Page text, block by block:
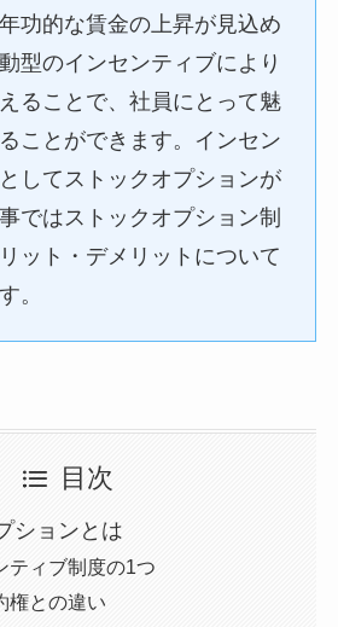
功的な賃金の上昇が見込め
型のインセンティブにより
ることで、社員にとって魅
ことができます。インセン
してストックオプションが
ではストックオプション制
ット・デメリットについて
。
目次
ションとは
ティブ制度の1つ
権との違い